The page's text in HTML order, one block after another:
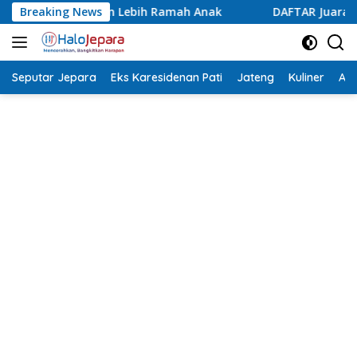
Langsung
ke
konten
Breaking News
Anak DAFTAR Juara Lomba Agustusan Antar OPD
Seputar Jepara Eks Karesidenan Pati Jateng Kuliner